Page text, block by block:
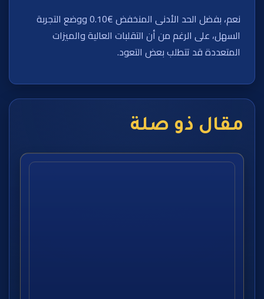
نعم، بفضل الحد الأدنى المنخفض €0.10 ووضع التجربة
السهل، على الرغم من أن التقلبات العالية والميزات
المتعددة قد تتطلب بعض التعود.
مقال ذو صلة